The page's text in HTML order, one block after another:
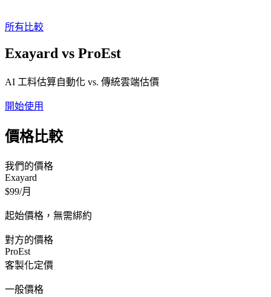
所有比較
Exayard vs ProEst
AI 工料估算自動化 vs. 傳統雲端估價
開始使用
價格比較
我們的價格
Exayard
$99/月
起始價格，無需綁約
對方的價格
ProEst
客製化定價
一般價格